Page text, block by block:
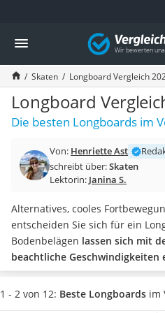
Die beliebtesten Vergleiche nach
Freizeit & Sport
Gartentrampolin
Trampolin
Metalldetektor
Eufab-Fahrradträger
Trampolin 366 cm
Aluminium-Koffer
Futterboot
E-Bike-Dreirad
Trekkingschuhe Herren
Reisetasche mit Rollen
Klimmzugstation
Koffer
Nachtsichtgerät
Vergleich
Skaten Longboard Vergleich
Longboard
Die besten Longboards im
Von: Henriette Ast
schreibt über:Skaten
Lektorin: Janina S.
Alternatives, cooles
entscheiden Sie sich für ein
Bodenbelägen lassen sich mit
beachtliche Geschwindigkeiten
Sie sich für ein Board mit
entscheiden. Finden Sie in
1 - 2 von 12: Beste Longboards im